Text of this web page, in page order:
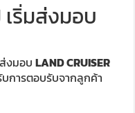
เริ่มส่งมอบ
ส่งมอบLAND CRUISER
การตอบรับจากลูกค้า